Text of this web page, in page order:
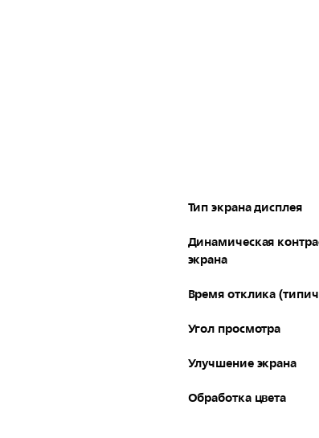
Тип экрана дисплея
Динамическая
экрана
Время отклика
Угол просмотра
Улучшение экрана
Обработка цвета